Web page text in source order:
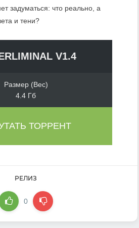
задуматься: что реально, а
и тени?
V1.4
Размер (Вес)
4.4 Гб
ТОРРЕНТ
РЕЛИЗ
0